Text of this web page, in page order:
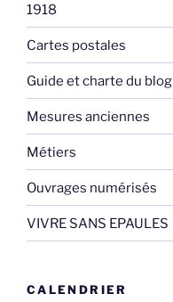
1918
Cartes postales
Guide et charte du blog
Mesures anciennes
Métiers
Ouvrages numérisés
VIVRE SANS EPAULES
CALENDRIER